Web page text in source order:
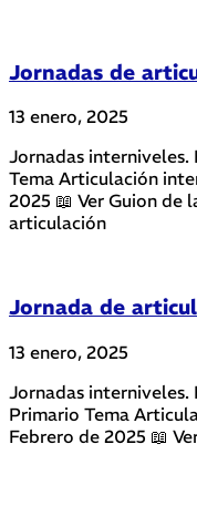
Jornadas de
13 enero, 2025
Jornadas interniveles.
Tema Articulación
2025 📖 Ver Guion de
articulación
Jornada de
13 enero, 2025
Jornadas
Primario Tema
Febrero de 2025 📖